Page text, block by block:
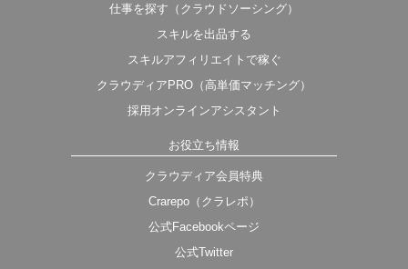
仕事を探す（クラウドソーシング）
スキルを出品する
スキルアフィリエイトで稼ぐ
クラウディアPRO（高単価マッチング）
採用オンラインアシスタント
お役立ち情報
クラウディア会員特典
Crarepo（クラレポ）
公式Facebookページ
公式Twitter